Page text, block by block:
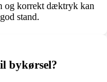
og korrekt dæktryk kan
stand.
bykørsel?